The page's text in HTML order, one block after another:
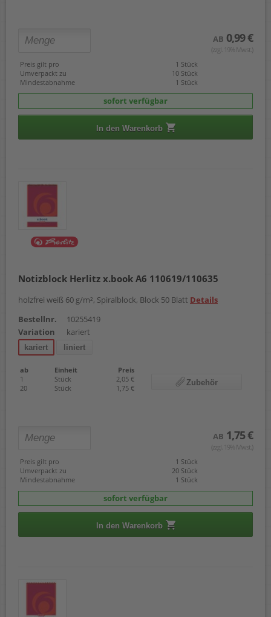
AB 0,99 €
(zzgl. 19% Mwst.)
Preis gilt pro
1 Stück
Umverpackt zu
10 Stück
Mindestabnahme
1 Stück
sofort verfügbar
In den Warenkorb
Notizblock Herlitz x.book A6 110619/110635
holzfrei weiß 60 g/m², Spiralblock, Block 50 Blatt Details
Bestellnr.
10255419
Variation
kariert
kariert liniert
ab Einheit
Preis
1
Stück
2,05 €
20
Stück 1,75 €
Zubehör
AB 1,75 €
(zzgl. 19% Mwst.)
Preis gilt pro
1 Stück
Umverpackt zu
20 Stück
Mindestabnahme
1 Stück
sofort verfügbar
In den Warenkorb